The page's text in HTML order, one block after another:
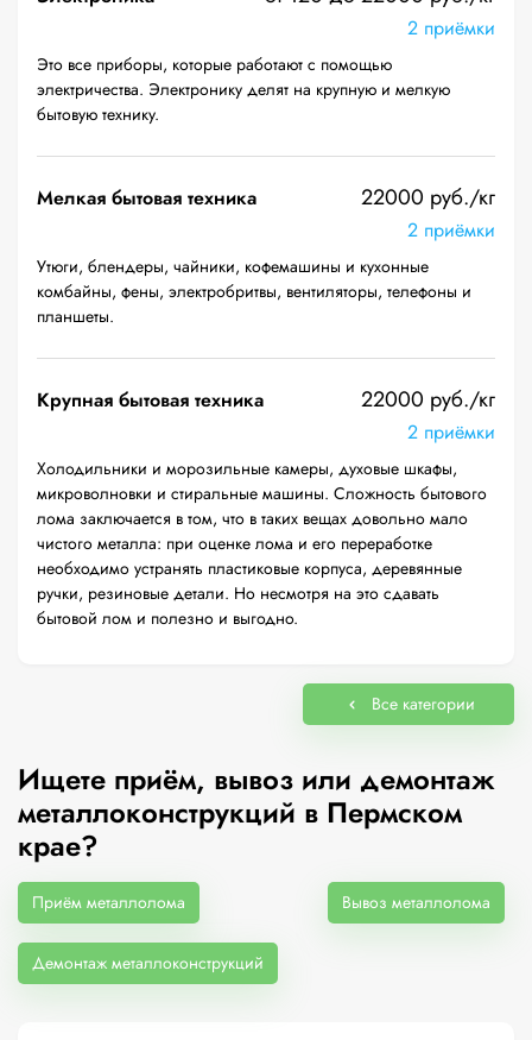
2 приёмки
Это все приборы, которые работают с помощью
электричества. Электронику делят на крупную и мелкую
бытовую технику.
Мелкая бытовая техника 22000 руб./кг
2 приёмки
Утюги, блендеры, чайники, кофемашины и кухонные
комбайны, фены, электробритвы, вентиляторы, телефоны и
планшеты.
Крупная бытовая техника 22000 руб./кг
2 приёмки
Холодильники и морозильные камеры, духовые шкафы,
микроволновки и стиральные машины. Сложность бытового
лома заключается в том, что в таких вещах довольно мало
чистого металла: при оценке лома и его переработке
необходимо устранять пластиковые корпуса, деревянные
ручки, резиновые детали. Но несмотря на это сдавать
бытовой лом и полезно и выгодно.
Все категории
Ищете приём, вывоз или демонтаж
металлоконструкций в Пермском
крае?
Приём металлолома Вывоз металлолома
Демонтаж металлоконструкций